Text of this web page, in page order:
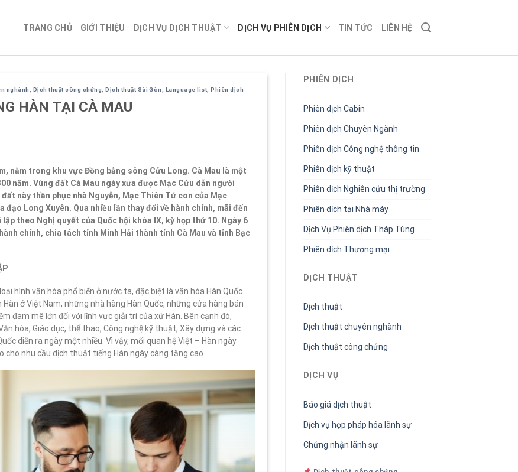
TRANG CHỦ GIỚI THIỆU DỊCH VỤ DỊCH THUẬT DỊCH VỤ PHIÊN DỊCH TIN TỨC LIÊN HỆ
nghành Dịch thuật công chứng ,Dịch thuật Sài Gòn Language list ,Phiên dịch
HÀN TẠI CÀ MAU
nằm trong khu vực Đồng bằng sông Cửu Long. Cà Mau là một
năm. Vùng đất Cà Mau ngày xưa được Mạc Cửu dẫn người
này thần phục nhà Nguyễn, Mạc Thiên Tứ con của Mạc
Long Xuyên. Qua nhiều lần thay đổi về hành chính, mãi đến
theo Nghị quyết của Quốc hội khóa IX, kỳ họp thứ 10. Ngày 6
chính, chia tách tỉnh Minh Hải thành tỉnh Cà Mau và tỉnh Bạc
hình văn hóa phổ biến ở nước ta, đặc biệt là văn hóa Hàn Quốc.
ở Việt Nam, những nhà hàng Hàn Quốc, những cửa hàng bán
đam mê lớn đối với lĩnh vực giải trí của xứ Hàn. Bên cạnh đó,
hóa, Giáo dục, thể thao, Công nghệ kỹ thuật, Xây dựng và các
diễn ra ngày một nhiều. Vì vậy, mối quan hệ Việt – Hàn ngày
nhu cầu dịch thuật tiếng Hàn ngày càng tăng cao.
PHIÊN DỊCH
Phiên dịch Cabin
Phiên dịch Chuyên Ngành
Phiên dịch Công nghệ thông tin
Phiên dịch kỹ thuật
Phiên dịch Nghiên cứu thị trường
Phiên dịch tại Nhà máy
Dịch Vụ Phiên dịch Tháp Tùng
Phiên dịch Thương mại
DỊCH THUẬT
Dịch thuật
Dịch thuật chuyên nghành
Dịch thuật công chứng
DỊCH VỤ
Báo giá dịch thuật
Dịch vụ hợp pháp hóa lãnh sự
Chứng nhận lãnh sự